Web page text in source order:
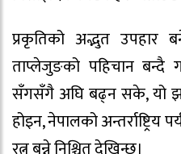
प्रकृतिको अद्भुत
ताप्लेजुङको पहिचान
सँगसँगै अघि बढ्न सके, यो
होइन, नेपालको अन्तर्राष्ट्रिय